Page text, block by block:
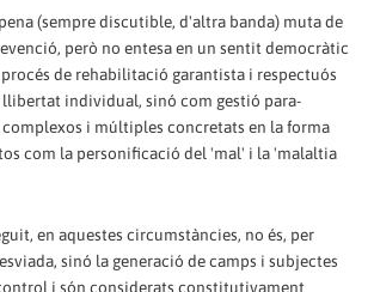
(sempre discutible, d'altra banda) muta de
però no entesa en un sentit democràtic
de rehabilitació garantista i respectuós
individual, sinó com gestió para-
i múltiples concretats en la forma
com la personificació del 'mal' i la 'malaltia
en aquestes circumstàncies, no és, per
sinó la generació de camps i subjectes
i són considerats constitutivament